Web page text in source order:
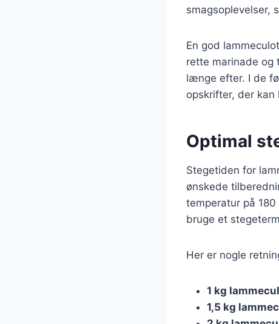
smagsoplevelser,
En god
rette marinade og
længe efter. I de
opskrifter, der
Optimal
Stegetiden for
ønskede
temperatur på
bruge et
Her er nogle
1 kg
1,5 kg